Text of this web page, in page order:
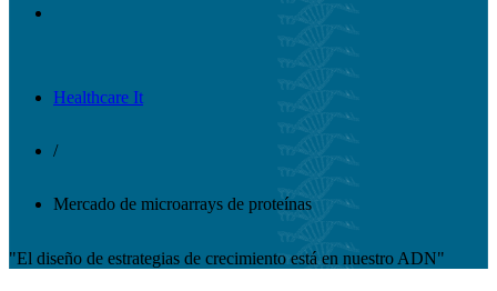
Healthcare It
/
Mercado de microarrays de proteínas
"El diseño de estrategias de crecimiento está en nuestro ADN"